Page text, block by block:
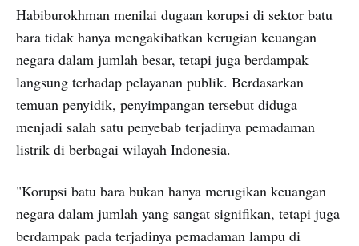
Habiburokhman menilai dugaan korupsi di sektor batu
bara tidak hanya mengakibatkan kerugian keuangan
negara dalam jumlah besar, tetapi juga berdampak
langsung terhadap pelayanan publik. Berdasarkan
temuan penyidik, penyimpangan tersebut diduga
menjadi salah satu penyebab terjadinya pemadaman
listrik di berbagai wilayah Indonesia.
"Korupsi batu bara bukan hanya merugikan keuangan
negara dalam jumlah yang sangat signifikan, tetapi juga
berdampak pada terjadinya pemadaman lampu di